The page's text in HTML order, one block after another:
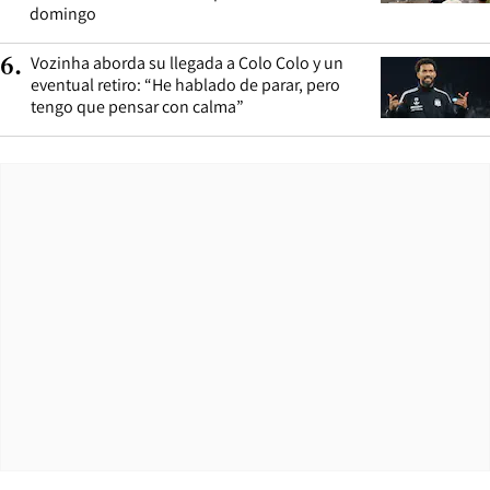
domingo
6. Vozinha aborda su llegada a Colo Colo y un
eventual retiro: “He hablado de parar, pero
tengo que pensar con calma”